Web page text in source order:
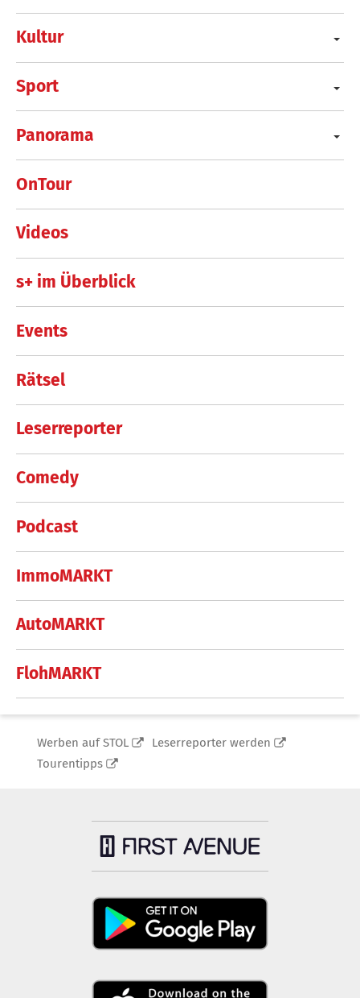
Kultur
Sport
Panorama
OnTour
Videos
s+ im Überblick
Events
Rätsel
Leserreporter
Comedy
Podcast
ImmoMARKT
AutoMARKT
FlohMARKT
Werben auf STOL
Leserreporter werden
Tourentipps